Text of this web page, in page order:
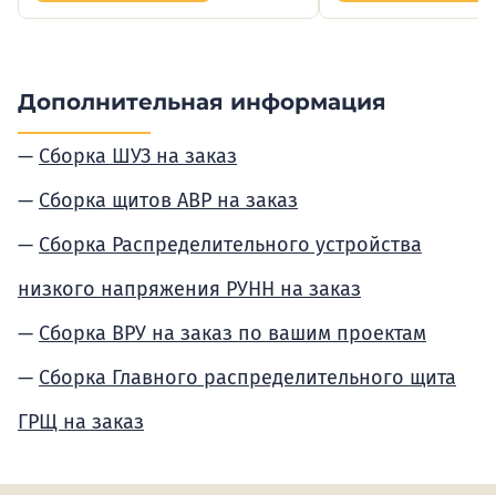
Дополнительная информация
Сборка ШУЗ на заказ
Сборка щитов АВР на заказ
Сборка Распределительного устройства
низкого напряжения РУНН на заказ
Сборка ВРУ на заказ по вашим проектам
Сборка Главного распределительного щита
ГРЩ на заказ